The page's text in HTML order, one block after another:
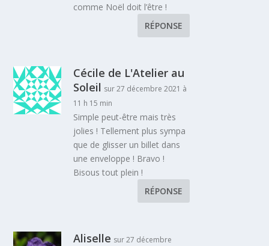
comme Noël doit l’être !
RÉPONSE
Cécile de L'Atelier au
Soleil sur 27 décembre 2021 à
11 h 15 min
Simple peut-être mais très
jolies ! Tellement plus sympa
que de glisser un billet dans
une enveloppe ! Bravo !
Bisous tout plein !
RÉPONSE
Aliselle sur 27 décembre